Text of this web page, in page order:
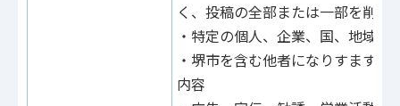
く、投稿の全部または一部を削除
・特定の個人、企業、国、地域を
・堺市を含む他者になりすます
内容